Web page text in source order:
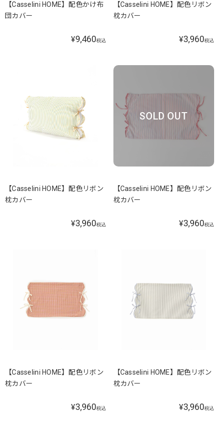
【Casselini HOME】配色かけ布
団カバー
¥9,460税込
【Casselini HOME】配色リボン
枕カバー
¥3,960税込
【Casselini HOME】配色リボン
枕カバー
¥3,960税込
SOLD OUT
【Casselini HOME】配色リボン
枕カバー
¥3,960税込
【Casselini HOME】配色リボン
枕カバー
¥3,960税込
【Casselini HOME】配色リボン
枕カバー
¥3,960税込